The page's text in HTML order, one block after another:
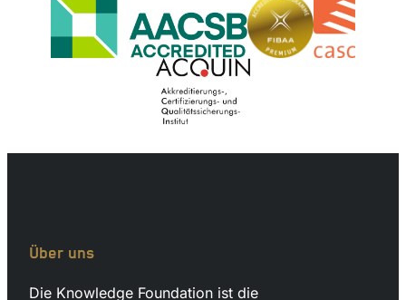
Über uns
Die Knowledge Foundation ist die